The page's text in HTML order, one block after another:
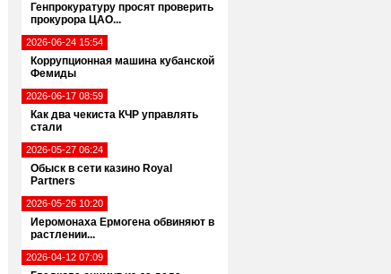
Генпрокуратуру просят проверить
прокурора ЦАО...
2026-06-24 15:54
Коррупционная машина кубанской
Фемиды
2026-06-17 08:59
Как два чекиста КЧР управлять
стали
2026-05-27 06:24
Обыск в сети казино Royal
Partners
2026-05-26 10:20
Иеромонаха Ермогена обвиняют в
растлении...
2026-04-12 07:09